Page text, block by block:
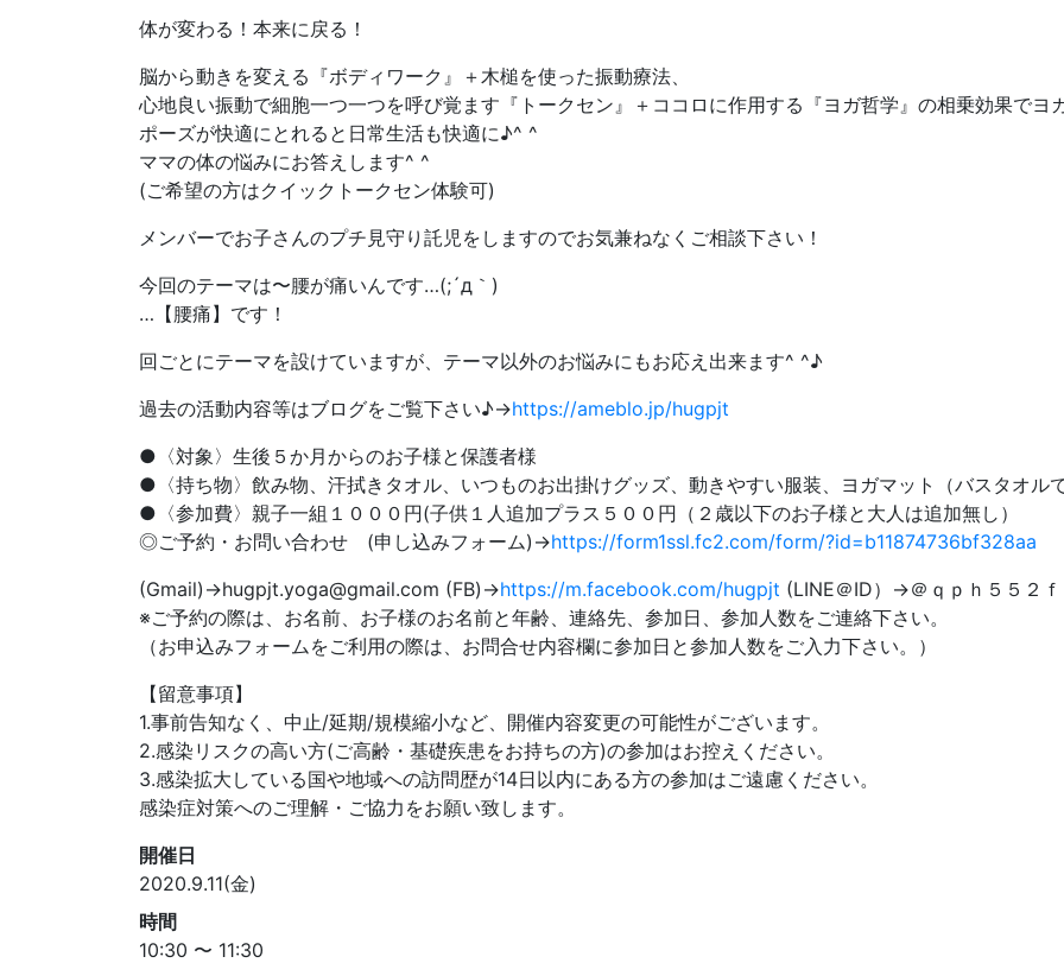
体が変わる！本来に戻る！
脳から動きを変える『ボディワーク』＋木槌を使った振動療法、
心地良い振動で細胞一つ一つを呼び覚ます『トークセン』＋ココロに作用する『ヨガ哲学』の相乗効果でヨ
ポーズが快適にとれると日常生活も快適に♪^ ^
ママの体の悩みにお答えします^ ^
(ご希望の方はクイックトークセン体験可)
メンバーでお子さんのプチ見守り託児をしますのでお気兼ねなくご相談下さい！
今回のテーマは〜腰が痛いんです…(;´д｀)
…【腰痛】です！
回ごとにテーマを設けていますが、テーマ以外のお悩みにもお応え出来ます^ ^♪
過去の活動内容等はブログをご覧下さい♪→https://ameblo.jp/hugpjt
●〈対象〉生後５か月からのお子様と保護者様
●〈持ち物〉飲み物、汗拭きタオル、いつものお出掛けグッズ、動きやすい服装、ヨガマット（バスタオル
●〈参加費〉親子一組１０００円(子供１人追加プラス５００円（２歳以下のお子様と大人は追加無し）
◎ご予約・お問い合わせ (申し込みフォーム)→https://form1ssl.fc2.com/form/?id=b11874736bf328aa
(Gmail)→hugpjt.yoga@gmail.com (FB)→https://m.facebook.com/hugpjt (LINE＠ID）→＠ｑｐｈ５５２ｆ
※ご予約の際は、お名前、お子様のお名前と年齢、連絡先、参加日、参加人数をご連絡下さい。
（お申込みフォームをご利用の際は、お問合せ内容欄に参加日と参加人数をご入力下さい。）
【留意事項】
1.事前告知なく、中止/延期/規模縮小など、開催内容変更の可能性がございます。
2.感染リスクの高い方(ご高齢・基礎疾患をお持ちの方)の参加はお控えください。
3.感染拡大している国や地域への訪問歴が14日以内にある方の参加はご遠慮ください。
感染症対策へのご理解・ご協力をお願い致します。
開催日
2020.9.11(金)
時間
10:30 〜 11:30